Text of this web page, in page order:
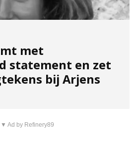
met
statement en zet
bij Arjens
▼ Ad by Refinery89